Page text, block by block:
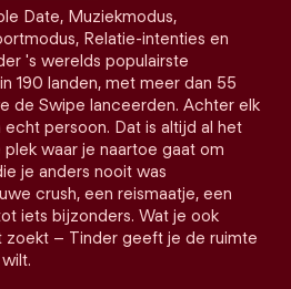
Date, Muziekmodus,
Relatie-intenties en
's werelds populairste
190 landen, met meer dan 55
de Swipe lanceerden. Achter elk
persoon. Dat is altijd al het
waar je naartoe gaat om
je anders nooit was
crush, een reismaatje, een
iets bijzonders. Wat je ook
zoekt – Tinder geeft je de ruimte